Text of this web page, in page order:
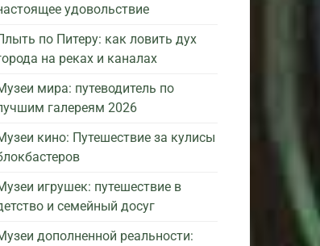
удовольствие
по Питеру: как ловить дух
на реках и каналах
мира: путеводитель по
галереям 2026
кино: Путешествие за кулисы
игрушек: путешествие в
и семейный досуг
дополненной реальности: